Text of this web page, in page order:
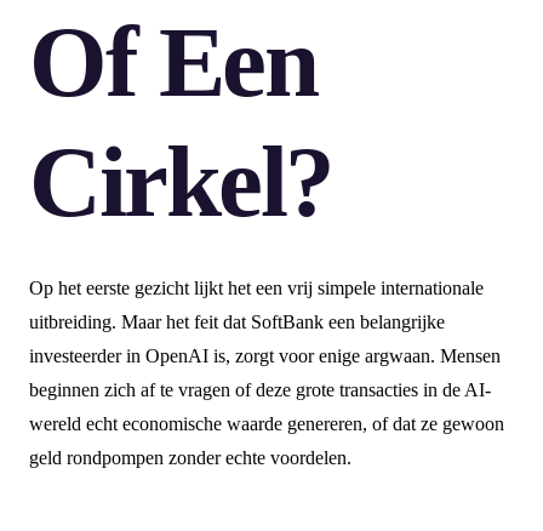
Of Een
Cirkel?
Op het eerste gezicht lijkt het een vrij simpele internationale
uitbreiding. Maar het feit dat SoftBank een belangrijke
investeerder in OpenAI is, zorgt voor enige argwaan. Mensen
beginnen zich af te vragen of deze grote transacties in de AI-
wereld echt economische waarde genereren, of dat ze gewoon
geld rondpompen zonder echte voordelen.